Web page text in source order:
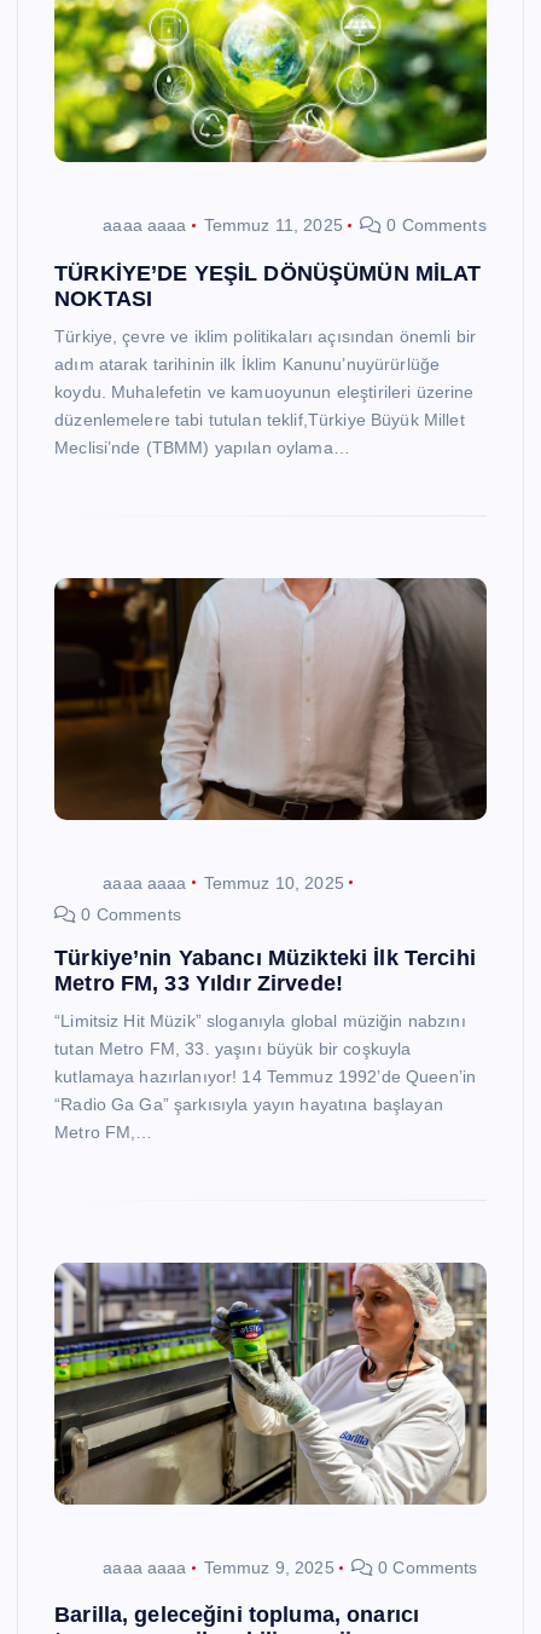
aaaa aaaa Temmuz 11, 2025 0 Comments
TÜRKİYE’DE YEŞİL DÖNÜŞÜMÜN MİLAT
NOKTASI
Türkiye, çevre ve iklim politikaları açısından önemli bir
adım atarak tarihinin ilk İklim Kanunu’nuyürürlüğe
koydu. Muhalefetin ve kamuoyunun eleştirileri üzerine
düzenlemelere tabi tutulan teklif,Türkiye Büyük Millet
Meclisi’nde (TBMM) yapılan oylama…
aaaa aaaa
Temmuz 10, 2025
0 Comments
Türkiye’nin Yabancı Müzikteki İlk Tercihi
Metro FM, 33 Yıldır Zirvede!
“Limitsiz Hit Müzik” sloganıyla global müziğin nabzını
tutan Metro FM, 33. yaşını büyük bir coşkuyla
kutlamaya hazırlanıyor! 14 Temmuz 1992’de Queen’in
“Radio Ga Ga” şarkısıyla yayın hayatına başlayan
Metro FM,…
aaaa aaaa Temmuz 9, 2025 0 Comments
Barilla, geleceğini topluma, onarıcı